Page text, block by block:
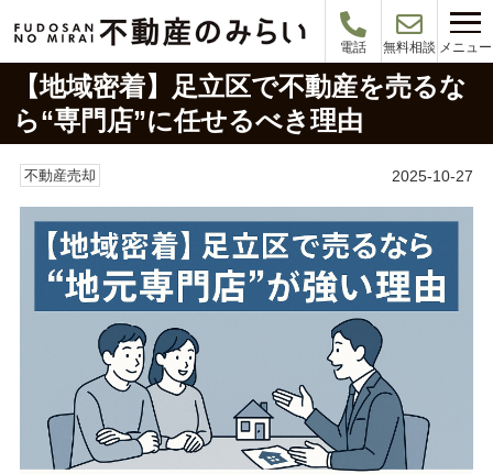
電話 無料相談 メニュー
【地域密着】足立区で不動産を売るな
ら“専門店”に任せるべき理由
不動産売却 2025-10-27